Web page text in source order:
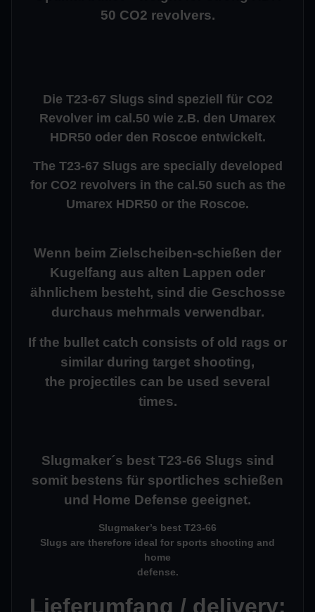
50 CO2 revolvers.
Die T23-67 Slugs sind speziell für CO2
Revolver im cal.50 wie z.B. den Umarex
HDR50 oder den Roscoe entwickelt.
The T23-67 Slugs are specially developed
for CO2 revolvers in the cal.50 such as the
Umarex HDR50 or the Roscoe.
Wenn beim Zielscheiben-schießen der
Kugelfang aus alten Lappen oder
ähnlichem besteht, sind die Geschosse
durchaus mehrmals verwendbar.
If the bullet catch consists of old rags or
similar during target shooting,
the projectiles can be used several
times.
Slugmaker´s best T23-66 Slugs sind
somit bestens für sportliches schießen
und Home Defense geeignet.
Slugmaker’s best T23-66
Slugs are therefore ideal for sports shooting and
home
defense.
Lieferumfang / delivery: